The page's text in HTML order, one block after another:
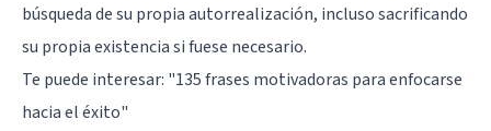
búsqueda de su propia autorrealización, incluso sacrificando
su propia existencia si fuese necesario.
Te puede interesar: "135 frases motivadoras para enfocarse
hacia el éxito"